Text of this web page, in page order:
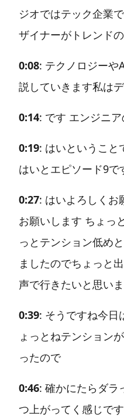
ジオではテック企業
ザイナーがトレンドの
0:08: テクノロジーや
説していきます私は
0:14: です エンジニ
0:19: はいということ
はいとエピソード9で
0:27: はいよろしくお
お願いします ちょっ
っとテンション低め
ましたのでちょっと
声で行きたいと思い
0:39: そうですね今日
ょっとねテンション
ったので
0:46: 確かにたらダラ
つ上がってく感じで